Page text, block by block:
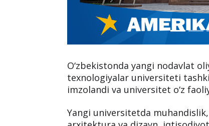
O‘zbekistonda yangi nodavlat
texnologiyalar universiteti
imzolandi va universitet o‘z
Yangi universitetda